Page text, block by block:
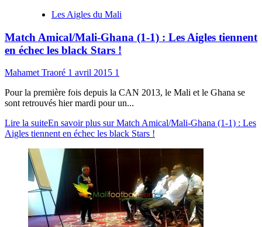
Les Aigles du Mali
Match Amical/Mali-Ghana (1-1) : Les Aigles tiennent
en échec les black Stars !
Mahamet Traoré 1 avril 2015 1
Pour la première fois depuis la CAN 2013, le Mali et le Ghana se
sont retrouvés hier mardi pour un...
Lire la suiteEn savoir plus sur Match Amical/Mali-Ghana (1-1) : Les
Aigles tiennent en échec les black Stars !